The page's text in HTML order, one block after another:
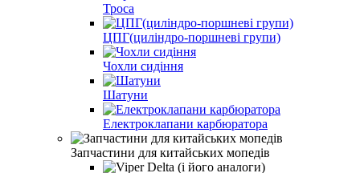
Троса
ЦПГ(циліндро-поршневі групи)
Чохли сидіння
Шатуни
Електроклапани карбюратора
Запчастини для китайських мопедів